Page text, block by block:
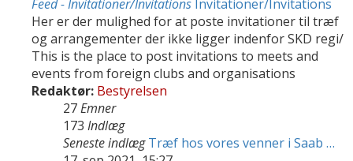
Feed - Invitationer/Invitations Invitationer/Invitations
Her er der mulighed for at poste invitationer til træf
og arrangementer der ikke ligger indenfor SKD regi/
This is the place to post invitations to meets and
events from foreign clubs and organisations
Redaktør: Bestyrelsen
27Emner
173 Indlæg
Seneste indlæg Træf hos vores venner i Saab …